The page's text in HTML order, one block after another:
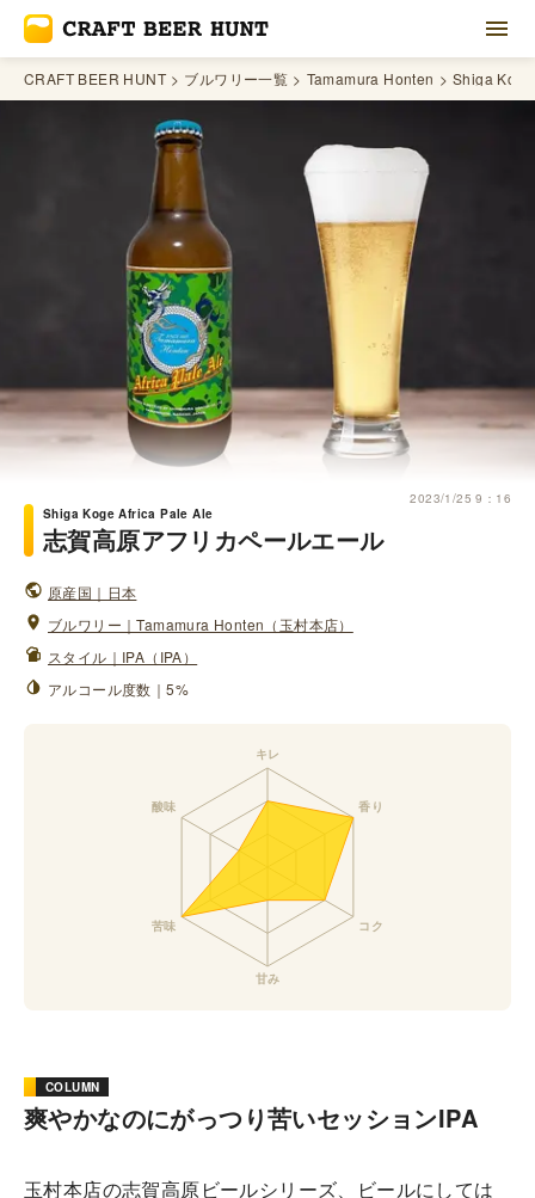
CRAFT BEER HUNT ブルワリー一覧 Tamamura Honten Shiga
2023/1/25 9：16
Shiga Koge Africa Pale Ale
志賀高原アフリカペールエール
原産国｜日本
ブルワリー｜Tamamura Honten（玉村本店）
スタイル｜IPA（IPA）
アルコール度数｜5%
COLUMN
爽やかなのにがっつり苦いセッションIPA
玉村本店の志賀高原ビールシリーズ、ビールにしては